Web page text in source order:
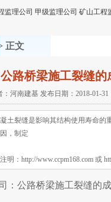
监理公司 甲级监理公司 矿山工程
正文
路桥梁施工裂缝的
河南建基 发布日期：2018-01-31
土裂缝是影响其结构使用寿命的
，制定
：http://www.ccpm168.com 或
：公路桥梁施工裂缝的